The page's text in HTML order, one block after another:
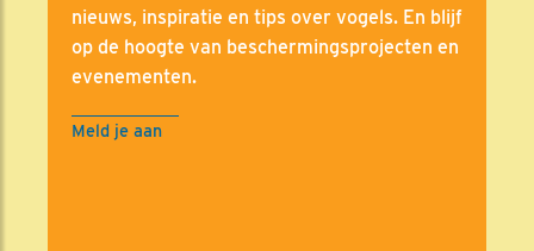
nieuws, inspiratie en tips over vogels. En blijf
op de hoogte van beschermingsprojecten en
evenementen.
Meld je aan